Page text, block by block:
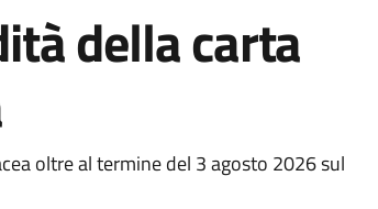
della carta
oltre al termine del 3 agosto 2026 sul